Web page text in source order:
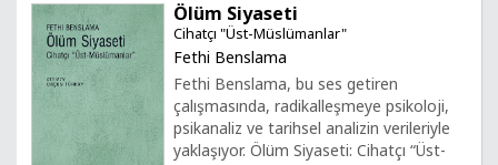
Ölüm Siyaseti
Cihatçı "Üst-Müslümanlar"
Fethi Benslama
Fethi Benslama, bu ses getiren
çalışmasında, radikalleşmeye psikoloji,
psikanaliz ve tarihsel analizin verileriyle
yaklaşıyor. Ölüm Siyaseti: Cihatçı “Üst-